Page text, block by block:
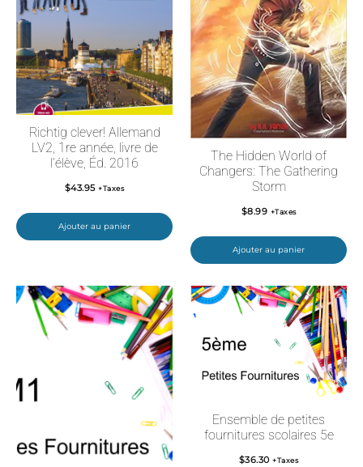
Richtig clever! Allemand
LV2, 1re année, livre de
l’élève, Éd. 2016
$43.95 +Taxes
Ajouter au panier
The Hidden World of
Changers: The Gathering
Storm
$8.99 +Taxes
Ajouter au panier
Ensemble de petites
fournitures scolaires 5e
$36.30 +Taxes